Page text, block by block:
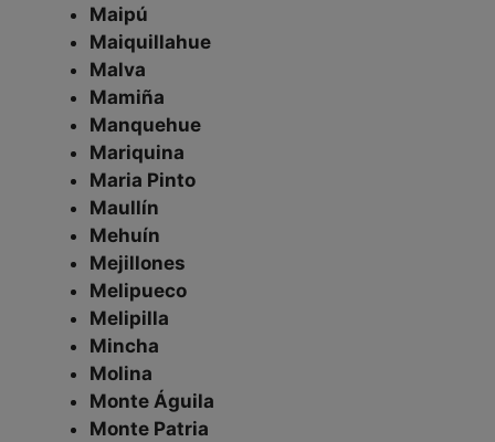
Maipú
Maiquillahue
Malva
Mamiña
Manquehue
Mariquina
Maria Pinto
Maullín
Mehuín
Mejillones
Melipueco
Melipilla
Mincha
Molina
Monte Águila
Monte Patria